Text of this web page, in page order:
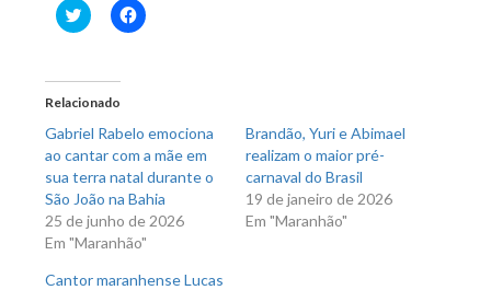
Clique
para
em
nova
janela)
Clique
para
Relacionado
Gabriel Rabelo emociona
ao cantar com a mãe em
sua terra natal durante o
São João na Bahia
25 de junho de 2026
Em "Maranhão"
Brandão, Yuri e Abimael
realizam o maior pré-
carnaval do Brasil
19 de janeiro de 2026
Em "Maranhão"
Cantor maranhense Lucas